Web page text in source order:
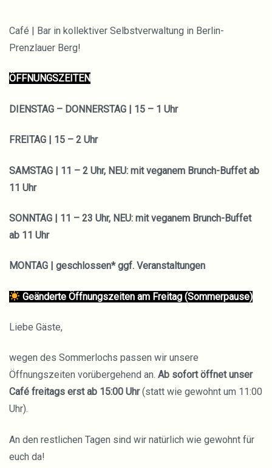
Café | Bar in kollektiver Selbstverwaltung in Berlin-
Prenzlauer Berg!
ÖFFNUNGSZEITEN
DIENSTAG – DONNERSTAG | 15 – 1 Uhr
FREITAG | 15 – 2 Uhr
SAMSTAG | 11 – 2 Uhr, NEU: mit veganem Brunch-Buffet ab
11 Uhr
SONNTAG | 11 – 23 Uhr, NEU: mit veganem Brunch-Buffet
ab 11 Uhr
MONTAG geschlossen* ggf. Veranstaltungen
Geänderte Öffnungszeiten am Freitag (Sommerpause)
Liebe Gäste,
wegen des Sommerlochs passen wir unsere
Öffnungszeiten vorübergehend an. Ab sofort öffnet unser
Café freitags erst ab 15:00 Uhr(statt wie gewohnt um 11:00
Uhr).
An den restlichen Tagen sind wir natürlich wie gewohnt für
euch da!